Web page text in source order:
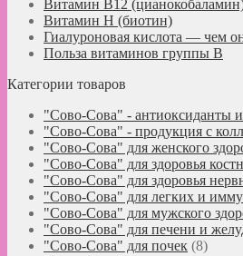
Витамин B12
Витамин H (биотин)
Гиалуроновая кислота — чем
Польза витаминов группы B
Категории товаров
"Сово-Сова" - антиоксиданты
"Сово-Сова" - продукция с
"Сово-Сова" для женского
"Сово-Сова" для здоровья
"Сово-Сова" для здоровья
"Сово-Сова" для легких и
"Сово-Сова" для мужского
"Сово-Сова" для печени и
"Сово-Сова" для почек (8)